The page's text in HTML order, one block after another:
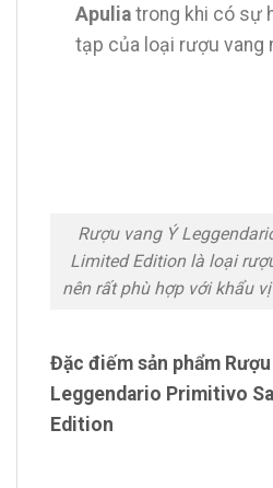
Apuliatrong khi có sự
tạp của loại rượu vang
Rượu vang Ý
Limited Edition là loại
nên rất phù hợp với khẩu
Đặc điếm sản phẩm
Leggendario Primitivo
Edition